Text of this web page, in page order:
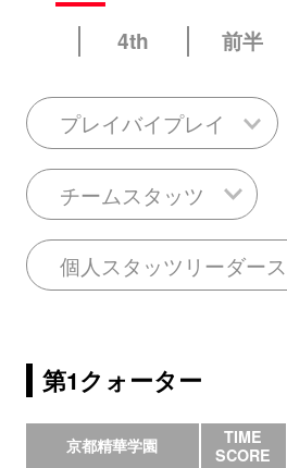
4th
前半
プレイバイプレイ
チームスタッツ
個人スタッツリーダース
第1クォーター
京都精華学園
TIME
SCORE